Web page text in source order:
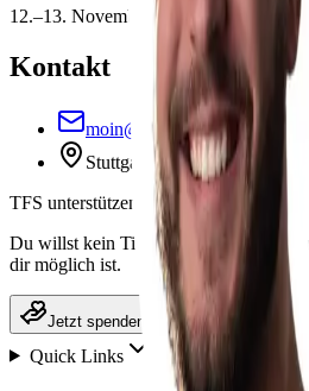
12.–13. November 2026
Kontakt
moin@thefuturesocial.de
Stuttgart, Deutschland
TFS unterstützen
Du willst kein Ticket, aber das Festival
dir möglich ist.
Jetzt spenden
Quick Links